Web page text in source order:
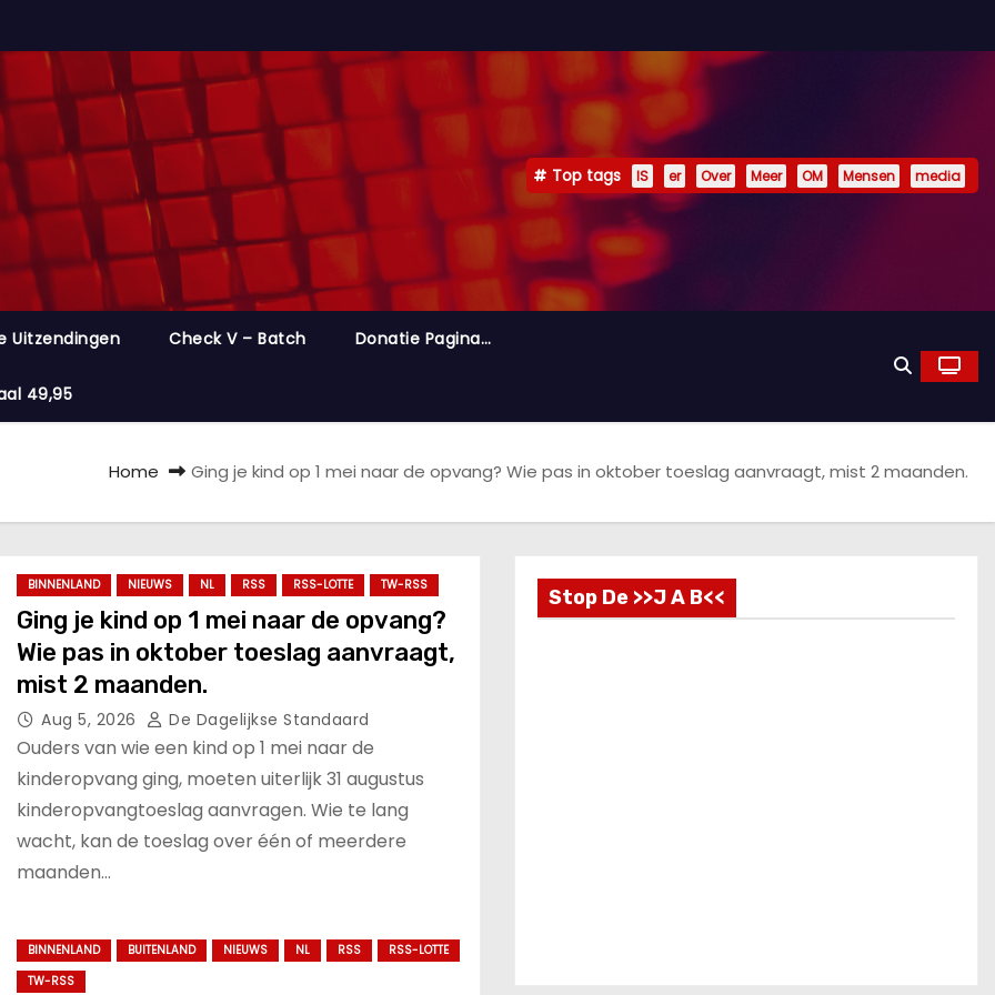
Top tags IS er Over Meer OM Mensen media
Uitzendingen Check V – Batch Donatie Pagina…
49,95
Home Ging je kind op 1 mei naar de opvang? Wie pas in oktober toeslag aanvraagt, mist 2 maanden.
BINNENLAND NIEUWS NL RSS RSS-LOTTE TW-RSS
Ging je kind op 1 mei naar de opvang?
Wie pas in oktober toeslag aanvraagt,
mist 2 maanden.
Aug 5, 2026 De Dagelijkse Standaard
Ouders van wie een kind op 1 mei naar de
kinderopvang ging, moeten uiterlijk 31 augustus
kinderopvangtoeslag aanvragen. Wie te lang
wacht, kan de toeslag over één of meerdere
maanden…
BINNENLAND BUITENLAND NIEUWS NL RSS
RSS-LOTTE
TW-RSS
Stop De >>J A B<<